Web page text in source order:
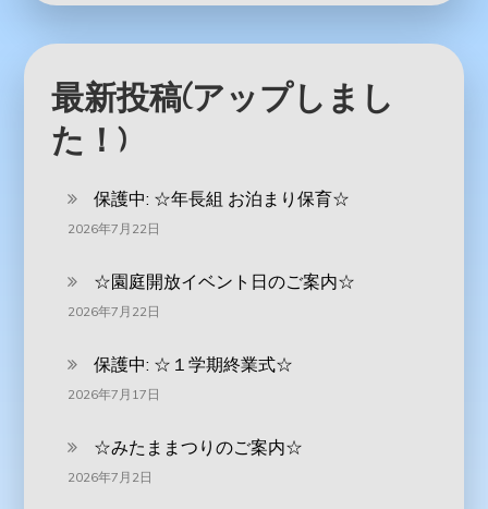
最新投稿(アップしまし
た！)
保護中: ‪☆年長組 お泊まり保育☆
2026年7月22日
☆園庭開放イベント日のご案内☆
2026年7月22日
保護中: ☆１学期終業式☆
2026年7月17日
☆みたままつりのご案内☆
2026年7月2日